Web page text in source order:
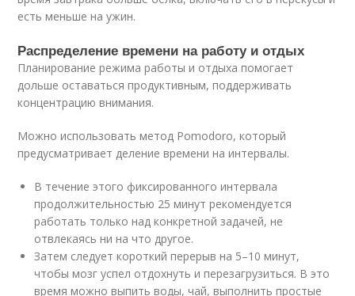
есть меньше на ужин.
Распределение времени на работу и отдых
Планирование режима работы и отдыха помогает
дольше оставаться продуктивным, поддерживать
концентрацию внимания.
Можно использовать метод Pomodoro, который
предусматривает деление времени на интервалы.
В течение этого фиксированного интервала
продолжительностью 25 минут рекомендуется
работать только над конкретной задачей, не
отвлекаясь ни на что другое.
Затем следует короткий перерыв на 5–10 минут,
чтобы мозг успел отдохнуть и перезагрузиться. В это
время можно выпить воды, чай, выполнить простые